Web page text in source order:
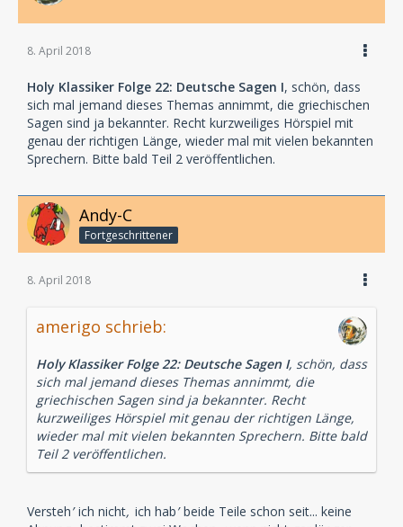
8. April 2018
Holy Klassiker Folge 22: Deutsche Sagen I, schön, dass
sich mal jemand dieses Themas annimmt, die griechischen
Sagen sind ja bekannter. Recht kurzweiliges Hörspiel mit
genau der richtigen Länge, wieder mal mit vielen bekannten
Sprechern. Bitte bald Teil 2 veröffentlichen.
Andy-C
Fortgeschrittener
8. April 2018
amerigo schrieb:
Holy Klassiker Folge 22: Deutsche Sagen I, schön, dass
sich mal jemand dieses Themas annimmt, die
griechischen Sagen sind ja bekannter. Recht
kurzweiliges Hörspiel mit genau der richtigen Länge,
wieder mal mit vielen bekannten Sprechern. Bitte bald
Teil 2 veröffentlichen.
Versteh ich nicht, ich hab beide Teile schon seit... keine